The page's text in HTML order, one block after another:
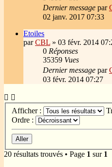
Dernier message par
02 janv. 2017 07:33
Etoiles
parCBL » 03 févr. 2014
0 Réponses
35359 Vues
Dernier message par
03 févr. 2014 07:27
Afficher :
Ordre :
20 résultats trouvés • Page 1 sur 1